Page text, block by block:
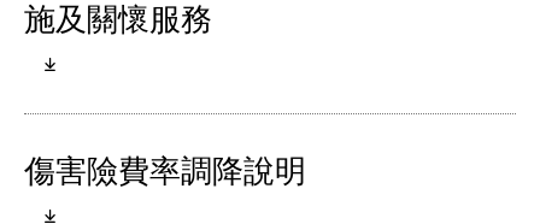
施及關懷服務
傷害險費率調降說明